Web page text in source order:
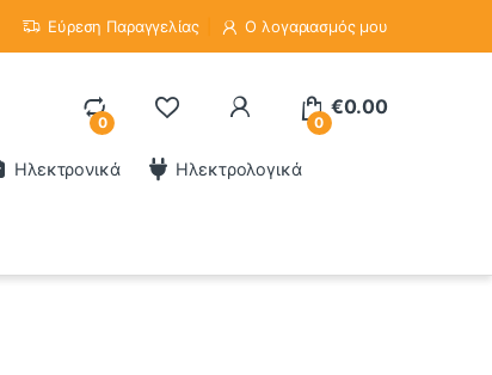
Εύρεση Παραγγελίας Ο λογαριασμός μου
0 0
€0.00
Ηλεκτρονικά Ηλεκτρολογικά